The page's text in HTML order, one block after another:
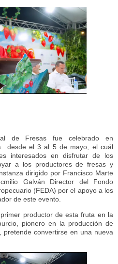
de Fresas fue celebrado en
desde el 3 al 5 de mayo, el cuál
interesados en disfrutar de los
a los productores de fresas y
dirigido por Francisco Marte
Galván Director del Fondo
(FEDA) por el apoyo a los
de este evento.
productor de esta fruta en la
pionero en la producción de
convertirse en una nueva